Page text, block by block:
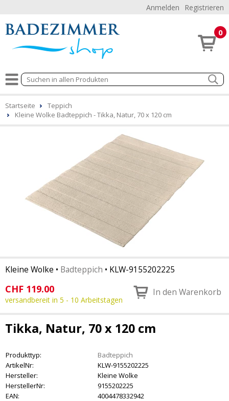
Anmelden Registrieren
0
Startseite
Teppich
Kleine Wolke Badteppich - Tikka, Natur, 70 x 120 cm
Kleine Wolke • Badteppich • KLW-9155202225
CHF 119.00
versandbereit in 5 - 10 Arbeitstagen
In den Warenkorb
Tikka, Natur, 70 x 120 cm
Produkttyp:
Badteppich
ArtikelNr:
KLW-9155202225
Hersteller:
Kleine Wolke
HerstellerNr:
9155202225
EAN:
4004478332942